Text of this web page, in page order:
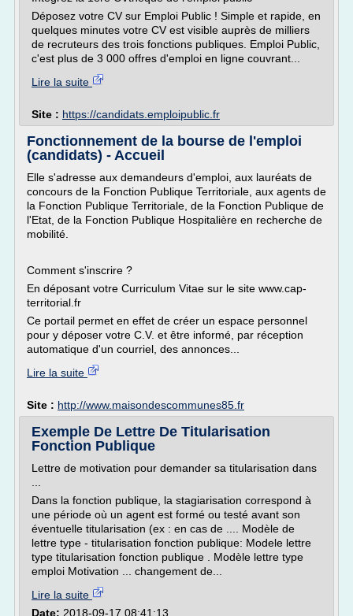
Déposez votre CV sur Emploi Public ! Simple et rapide, en
quelques minutes votre CV est visible auprès de milliers
de recruteurs des trois fonctions publiques. Emploi Public,
c'est plus de 3 000 offres d'emploi en ligne couvrant...
Lire la suite
Site : https://candidats.emploipublic.fr
Fonctionnement de la bourse de l'emploi
(candidats) - Accueil
Elle s'adresse aux demandeurs d'emploi, aux lauréats de
concours de la Fonction Publique Territoriale, aux agents de
la Fonction Publique Territoriale, de la Fonction Publique de
l'Etat, de la Fonction Publique Hospitalière en recherche de
mobilité.
Comment s'inscrire ?
En déposant votre Curriculum Vitae sur le site www.cap-
territorial.fr
Ce portail permet en effet de créer un espace personnel
pour y déposer votre C.V. et être informé, par réception
automatique d'un courriel, des annonces...
Lire la suite
Site : http://www.maisondescommunes85.fr
Exemple De Lettre De Titularisation
Fonction Publique
Lettre de motivation pour demander sa titularisation dans
Dans la fonction publique, la stagiarisation correspond à
une période où un agent est formé ou testé avant son
éventuelle titularisation (ex : en cas de .... Modèle de
lettre type - titularisation fonction publique: Modele lettre
type titularisation fonction publique . Modèle lettre type
emploi Motivation ... changement de...
Lire la suite
Date: 2018-09-17 08:41:13